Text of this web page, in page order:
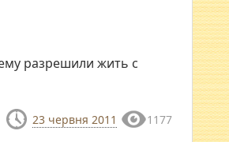
разрешили жить с
23 червня 2011 1177